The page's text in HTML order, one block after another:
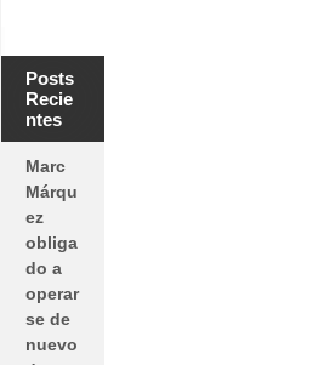
Posts
Recie
ntes
Marc
Márqu
ez
obliga
do a
operar
se de
nuevo